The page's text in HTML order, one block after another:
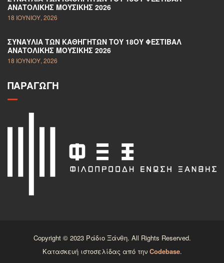
ΑΝΑΤΟΛΙΚΉΣ ΜΟΥΣΙΚΉΣ 2026
18 ΙΟΥΝΊΟΥ, 2026
ΣΥΝΑΥΛΊΑ ΤΩΝ ΚΑΘΗΓΗΤΏΝ ΤΟΥ 18ΟΥ ΦΕΣΤΙΒΆΛ
ΑΝΑΤΟΛΙΚΉΣ ΜΟΥΣΙΚΉΣ 2026
18 ΙΟΥΝΊΟΥ, 2026
ΠΑΡΑΓΩΓΉ
Copyright © 2023 Ράδιο Ξάνθη. All Rights Reserved.
Κατασκευή ιστοσελίδας από την Codebase.